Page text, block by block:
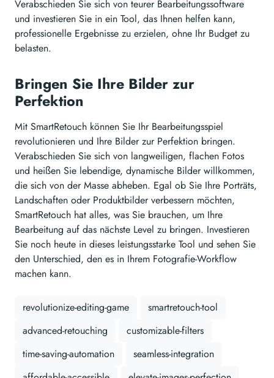
Verabschieden Sie sich von teurer Bearbeitungssoftware
und investieren Sie in ein Tool, das Ihnen helfen kann,
professionelle Ergebnisse zu erzielen, ohne Ihr Budget zu
belasten.
Bringen Sie Ihre Bilder zur
Perfektion
Mit SmartRetouch können Sie Ihr Bearbeitungsspiel
revolutionieren und Ihre Bilder zur Perfektion bringen.
Verabschieden Sie sich von langweiligen, flachen Fotos
und heißen Sie lebendige, dynamische Bilder willkommen,
die sich von der Masse abheben. Egal ob Sie Ihre Porträts,
Landschaften oder Produktbilder verbessern möchten,
SmartRetouch hat alles, was Sie brauchen, um Ihre
Bearbeitung auf das nächste Level zu bringen. Investieren
Sie noch heute in dieses leistungsstarke Tool und sehen Sie
den Unterschied, den es in Ihrem Fotografie-Workflow
machen kann.
revolutionize-editing-game
smartretouch-tool
advanced-retouching
customizable-filters
time-saving-automation
seamless-integration